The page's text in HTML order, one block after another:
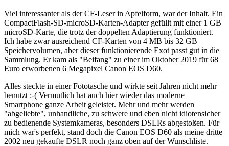
Viel interessanter als der CF-Leser in Apfelform, war der Inhalt. Ein
CompactFlash-SD-microSD-Karten-Adapter gefüllt mit einer 1 GB
microSD-Karte, die trotz der doppelten Adaptierung funktioniert.
Ich habe zwar ausreichend CF-Karten von 4 MB bis 32 GB
Speichervolumen, aber dieser funktionierende Exot passt gut in die
Sammlung. Er kam als "Beifang" zu einer im Oktober 2019 für 68
Euro erworbenen 6 Megapixel Canon EOS D60.
Alles steckte in einer Fototasche und wirkte seit Jahren nicht mehr
benutzt :-( Vermutlich hat auch hier wieder das moderne
Smartphone ganze Arbeit geleistet. Mehr und mehr werden
"abgeliebte", unhandliche, zu schwere und eben nicht idiotensicher
zu bedienende Systemkameras, besonders DSLRs abgestoßen. Für
mich war's perfekt, stand doch die Canon EOS D60 als meine dritte
2002 neu gekaufte DSLR noch ganz oben auf der Wunschliste.